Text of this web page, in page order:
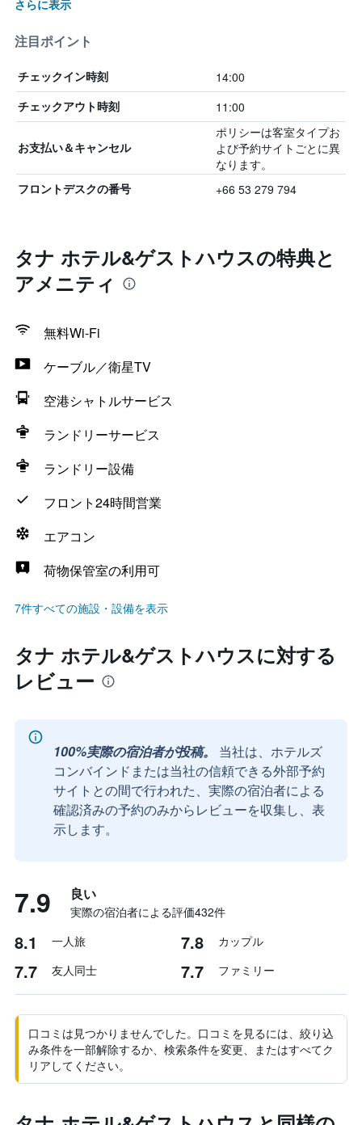
さらに表示
注目ポイント
チェックイン時刻 14:00
チェックアウト時刻 11:00
お支払い＆キャンセル
ポリシーは客室タイプお
よび予約サイトごとに異
なります。
フロントデスクの番号 +66 53 279 794
タナ ホテル&ゲストハウスの特典と
アメニティ
無料Wi-Fi
ケーブル／衛星TV
空港シャトルサービス
ランドリーサービス
ランドリー設備
フロント24時間営業
エアコン
荷物保管室の利用可
7件すべての施設・設備を表示
タナ ホテル&ゲストハウスに対する
レビュー
100%実際の宿泊者が投稿。
当社は、ホテルズ
コンバインドまたは当社の信頼できる外部予約
サイトとの間で行われた、実際の宿泊者による
確認済みの予約のみからレビューを収集し、表
示します。
7.9 良い
実際の宿泊者による評価432​件
8.1 一人旅 7.8 カップル
7.7 友人同士 7.7 ファミリー
口コミは見つかりませんでした。口コミを見るには、絞り込
み条件を一部解除するか、検索条件を変更、またはすべてク
リアしてください。